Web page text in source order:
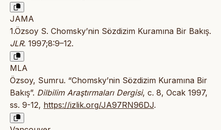
JAMA
1.Özsoy S. Chomsky’nin Sözdizim Kuramına Bir Bakış.
JLR. 1997;8:9–12.
MLA
Özsoy, Sumru. “Chomsky’nin Sözdizim Kuramına Bir
Bakış”. Dilbilim Araştırmaları Dergisi, c. 8, Ocak 1997,
ss. 9-12, https://izlik.org/JA97RN96DJ.